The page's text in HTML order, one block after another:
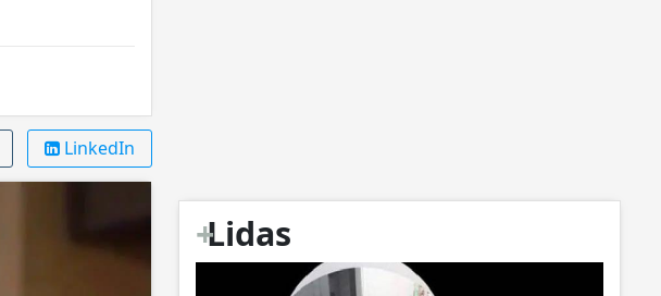
LinkedIn
+
Lidas